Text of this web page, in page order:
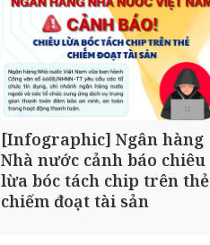
[Infographic] Ngân hàng
Nhà nước cảnh báo chiêu
lừa bóc tách chip trên thẻ
chiếm đoạt tài sản